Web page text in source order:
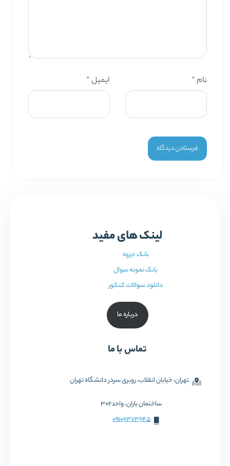
نام * ایمیل*
لینک های مفید
بانک جزوه
بانک نمونه سوال
دانلود سوالات کنکور
درباره ما
تماس با ما
تهران، خیابان انقلاب، روبری سردر دانشگاه تهران
ساختمان باران، واحد302
09106373645